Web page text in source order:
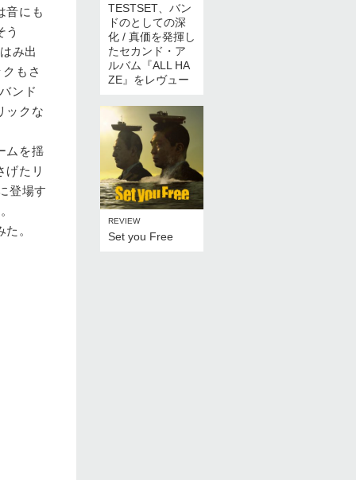
音にも
う
み出
もさ
ンド
ックな
ムを揺
げたリ
登場す
。
TESTSET、バン
ドのとしての深
化 / 真価を発揮し
たセカンド・ア
ルバム『ALL HA
ZE』をレヴュー
REVIEW
Set you Free